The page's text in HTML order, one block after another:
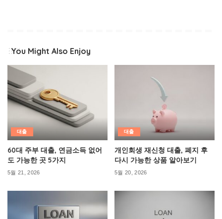
You Might Also Enjoy
대출
60대 주부 대출, 연금소득 없어
도 가능한 곳 5가지
5월 21, 2026
대출
개인회생 재신청 대출, 폐지 후
다시 가능한 상품 알아보기
5월 20, 2026